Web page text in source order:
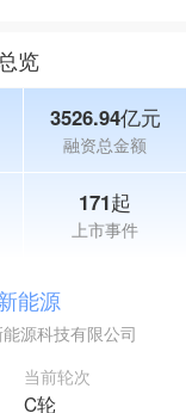
览
3526.94亿元
融资总金额
171起
上市事件
能源
源科技有限公司
当前轮次
C轮